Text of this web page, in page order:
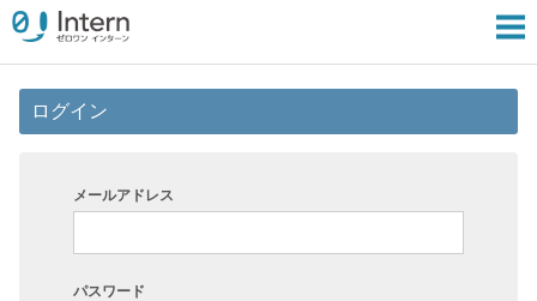
ログイン
メールアドレス
パスワード